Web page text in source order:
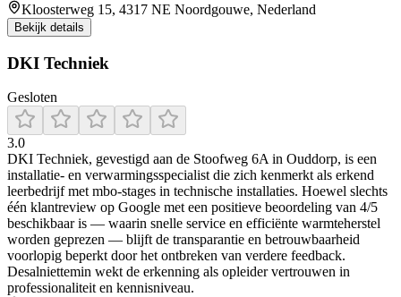
Kloosterweg 15, 4317 NE Noordgouwe, Nederland
Bekijk details
DKI Techniek
Gesloten
3.0
DKI Techniek, gevestigd aan de Stoofweg 6A in Ouddorp, is een
installatie- en verwarmingsspecialist die zich kenmerkt als erkend
leerbedrijf met mbo-stages in technische installaties. Hoewel slechts
één klantreview op Google met een positieve beoordeling van 4/5
beschikbaar is — waarin snelle service en efficiënte warmteherstel
worden geprezen — blijft de transparantie en betrouwbaarheid
voorlopig beperkt door het ontbreken van verdere feedback.
Desalniettemin wekt de erkenning als opleider vertrouwen in
professionaliteit en kennisniveau.